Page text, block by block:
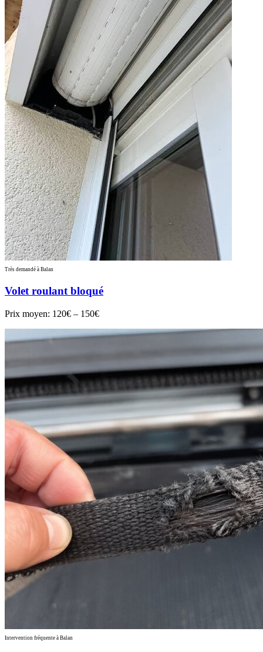
Très demandé à Balan
Volet roulant bloqué
Prix moyen: 120€ – 150€
Intervention fréquente à Balan